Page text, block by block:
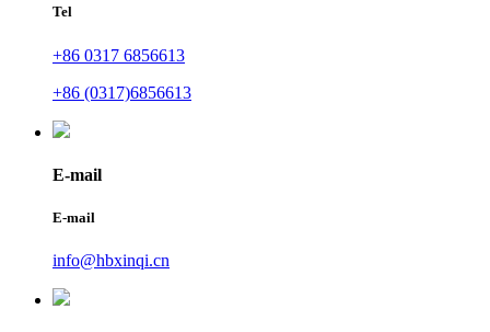
Tel
+86 0317 6856613
+86 (0317)6856613
E-mail
E-mail
info@hbxinqi.cn